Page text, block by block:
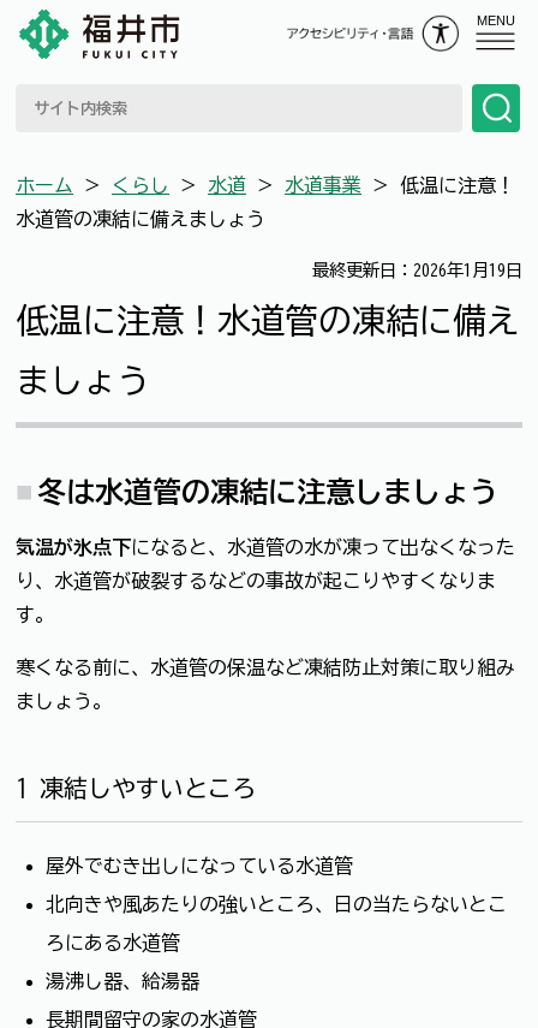
MENU
ホーム ＞ くらし ＞ 水道 ＞ 水道事業 ＞ 低温に注意！
水道管の凍結に備えましょう
最終更新日：2026年1月19日
低温に注意！水道管の凍結に備え
ましょう
冬は水道管の凍結に注意しましょう
気温が氷点下になると、水道管の水が凍って出なくなった
り、水道管が破裂するなどの事故が起こりやすくなりま
す。
寒くなる前に、水道管の保温など凍結防止対策に取り組み
ましょう。
1 凍結しやすいところ
屋外でむき出しになっている水道管
北向きや風あたりの強いところ、日の当たらないとこ
ろにある水道管
湯沸し器、給湯器
長期間留守の家の水道管